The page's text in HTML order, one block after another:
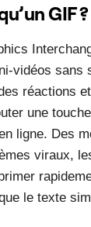
GIF ?
vidéos sans
réactions
une
ligne. Des
viraux,
le texte